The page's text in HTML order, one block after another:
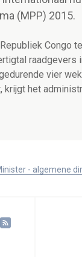
(MPP) 2015.
Congo
raadgevers
vier
het
- algemene